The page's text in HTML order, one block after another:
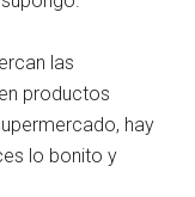
las
productos
hay
lo bonito y